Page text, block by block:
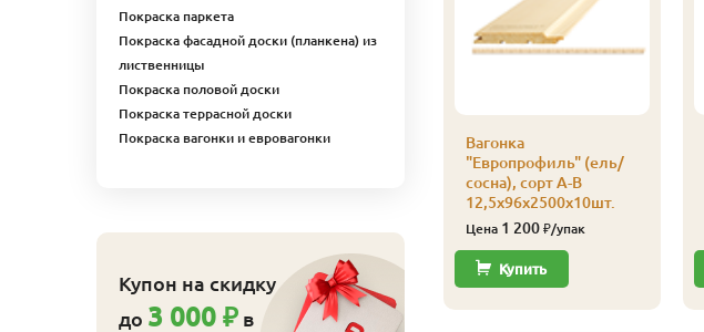
Вагонка
625
Купить
Вагонка
"Европрофиль" (ель/
сосна), сорт А-В
12,5х96х2500х10шт.
Цена 1 200₽/упак
Купить
Покраска паркета
Покраска фасадной доски (планкена) из
лиственницы
Покраска половой доски
Покраска террасной доски
Покраска вагонки и евровагонки
Купон на скидку
до 3 000 ₽ в